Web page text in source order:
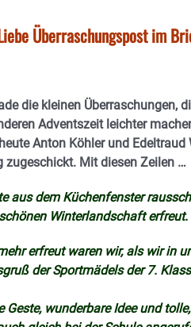
Überraschungspost im
die kleinen Überraschungen,
Adventszeit leichter
Anton Köhler und Edeltraud
zugeschickt. Mit diesen Zeilen …
aus dem Küchenfenster
Winterlandschaft erfreut.
erfreut waren wir, als wir in
der Sportmädels der 7.
Geste, wunderbare Idee und